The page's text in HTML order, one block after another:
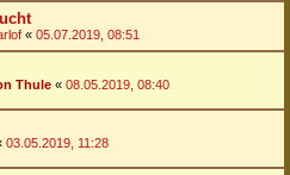
« 05.07.2019, 08:51
Thule « 08.05.2019, 08:40
03.05.2019, 11:28